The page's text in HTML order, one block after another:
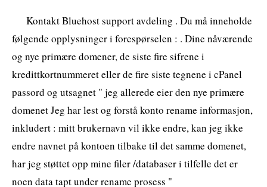
Kontakt Bluehost support avdeling . Du må inneholde
følgende opplysninger i forespørselen : . Dine nåværende
og nye primære domener, de siste fire sifrene i
kredittkortnummeret eller de fire siste tegnene i cPanel
passord og utsagnet " jeg allerede eier den nye primære
domenet Jeg har lest og forstå konto rename informasjon,
inkludert : mitt brukernavn vil ikke endre, kan jeg ikke
endre navnet på kontoen tilbake til det samme domenet,
har jeg støttet opp mine filer /databaser i tilfelle det er
noen data tapt under rename prosess "